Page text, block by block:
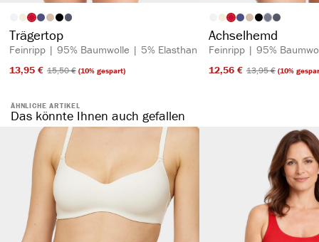
Artikelfarbeauswählen
Trägertop
Feinripp | 95% Baumwolle | 5% Elasthan
13,95 €​ 15,50 €​(10% gespart)
Artikelfarbe(Diese Option
Achselhemd
Feinripp | 95%
12,56 €​ 13,95 €​(10%
ÄHNLICHE ARTIKEL
Das könnte Ihnen auch gefallen